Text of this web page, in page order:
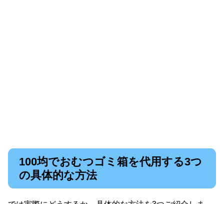
100均でおむつゴミ箱を代用する3つ
の具体的な方法